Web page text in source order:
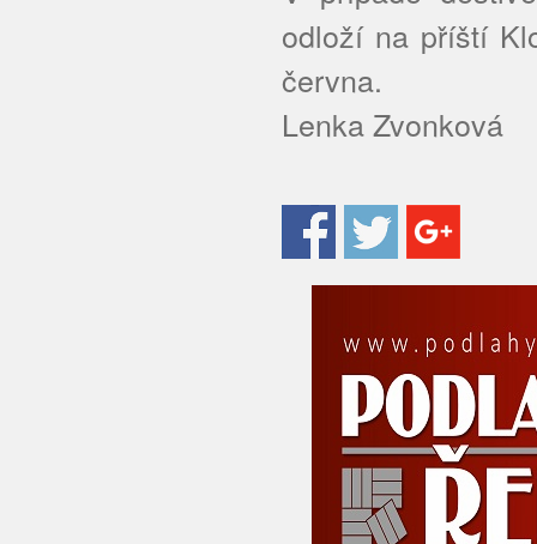
odloží na příští
června.
Lenka Zvonková